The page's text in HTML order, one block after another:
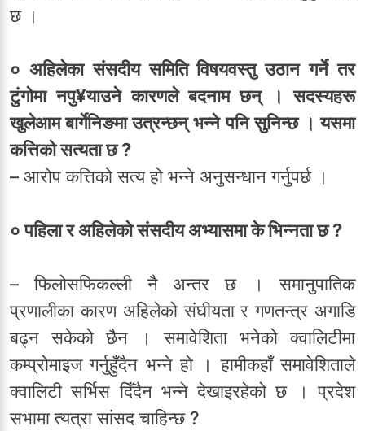
छ ।
० अहिलेका संसदीय समिति विषयवस्तु उठान गर्ने तर
टुंगोमा नपु¥याउने कारणले बदनाम छन् । सदस्यहरू
खुलेआम बार्गेनिङमा उत्रन्छन् भन्ने पनि सुनिन्छ । यसमा
कत्तिको सत्यता छ ?
– आरोप कत्तिको सत्य हो भन्ने अनुसन्धान गर्नुपर्छ ।
० पहिला र अहिलेको संसदीय अभ्यासमा के भिन्नता छ ?
– फिलोसफिकल्ली नै अन्तर छ । समानुपातिक
प्रणालीका कारण अहिलेको संघीयता र गणतन्त्र अगाडि
बढ्न सकेको छैन । समावेशिता भनेको क्वालिटीमा
कम्प्रोमाइज गर्नुहुँदैन भन्ने हो । हामीकहाँ समावेशिताले
क्वालिटी सर्भिस दिँदैन भन्ने देखाइरहेको छ । प्रदेश
सभामा त्यत्रा सांसद चाहिन्छ ?